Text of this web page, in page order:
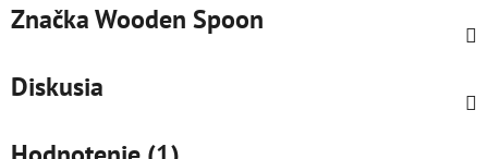
ZnačkaWooden Spoon
Diskusia